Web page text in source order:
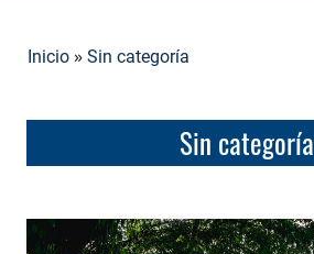
Inicio » Sin categoría
Sin categoría